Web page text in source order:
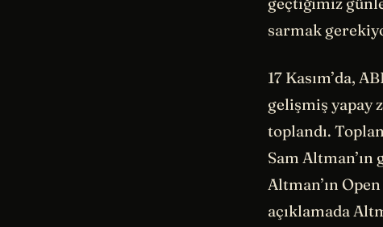
sarmak
17 Kasım’da,
gelişmiş yapay
toplandı.
Sam Altman’ın
Altman’ın
açıklamada